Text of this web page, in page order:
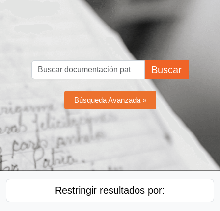
Buscar
Búsqueda Avanzada »
Restringir resultados por: